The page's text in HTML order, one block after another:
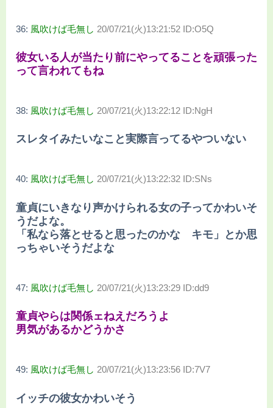
36: 風吹けば毛無し 20/07/21(火)13:21:52 ID:O5Q
彼女いる人が当たり前にやってることを頑張った
って言われてもね
38: 風吹けば毛無し 20/07/21(火)13:22:12 ID:NgH
スレタイみたいなこと実際言ってるやついない
40: 風吹けば毛無し 20/07/21(火)13:22:32 ID:SNs
童貞にいきなり声かけられる女の子ってかわいそ
うだよな。
「私なら落とせると思ったのかな キモ」とか思
っちゃいそうだよな
47: 風吹けば毛無し 20/07/21(火)13:23:29 ID:dd9
童貞やらは関係ェねえだろうよ
男気があるかどうかさ
49: 風吹けば毛無し 20/07/21(火)13:23:56 ID:7V7
イッチの彼女かわいそう